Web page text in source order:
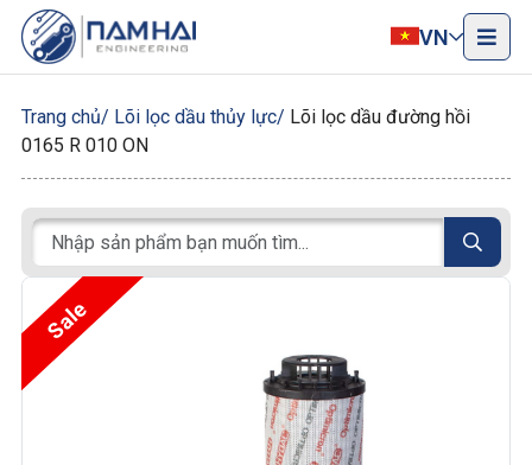
VN
Trang chủ Lõi lọc dầu thủy lực
Lõi lọc dầu đường hồi
0165 R 010 ON
Sale